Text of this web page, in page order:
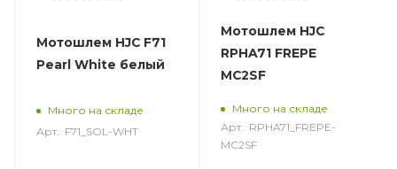
Мотошлем HJC F71
Pearl White белый
Много на складе
Арт.: F71_SOL-WHT
Мотошлем HJC
RPHA71 FREPE
MC2SF
Много на складе
Арт.: RPHA71_FREPE-
MC2SF